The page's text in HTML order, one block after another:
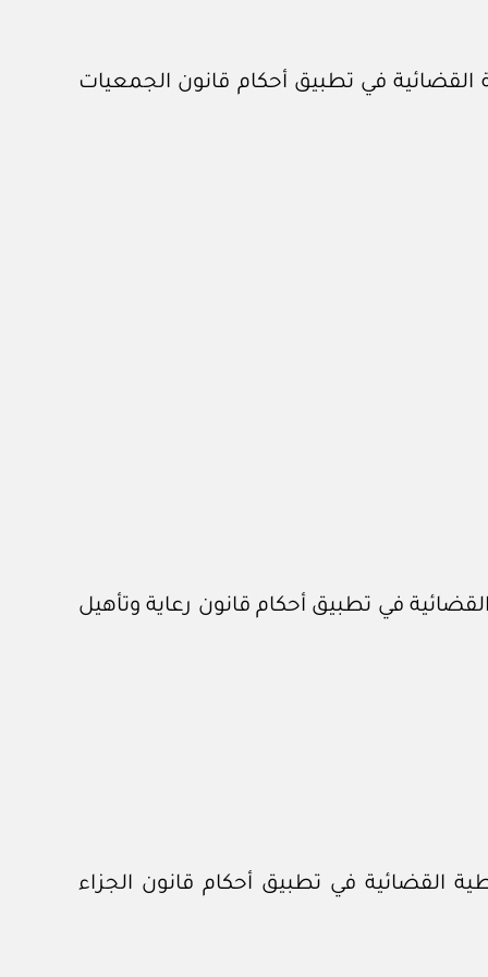
في تطبيق أحكام قانون الجمعيات
في تطبيق أحكام قانون رعاية وتأهيل
القضائية في تطبيق أحكام قانون الجزاء